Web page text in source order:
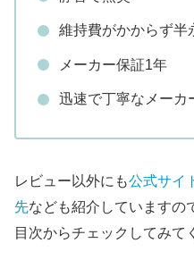
維持費がかからず半
メーカー保証1年
迅速で丁寧なメーカ
レビュー以外にも公式サイ
先なども紹介していますの
目次からチェックしてみて